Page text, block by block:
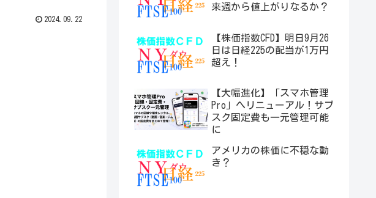
2024.09.22
来週から値上がりなるか？
【株価指数CFD】明日9月26
日は日経225の配当が1万円
超え！
【大幅進化】「スマホ管理
Pro」へリニューアル！サブ
スク固定費も一元管理可能
に
アメリカの株価に不穏な動
き？